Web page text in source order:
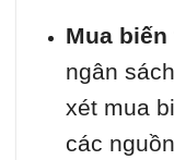
Mua
ngân
xét mua
các